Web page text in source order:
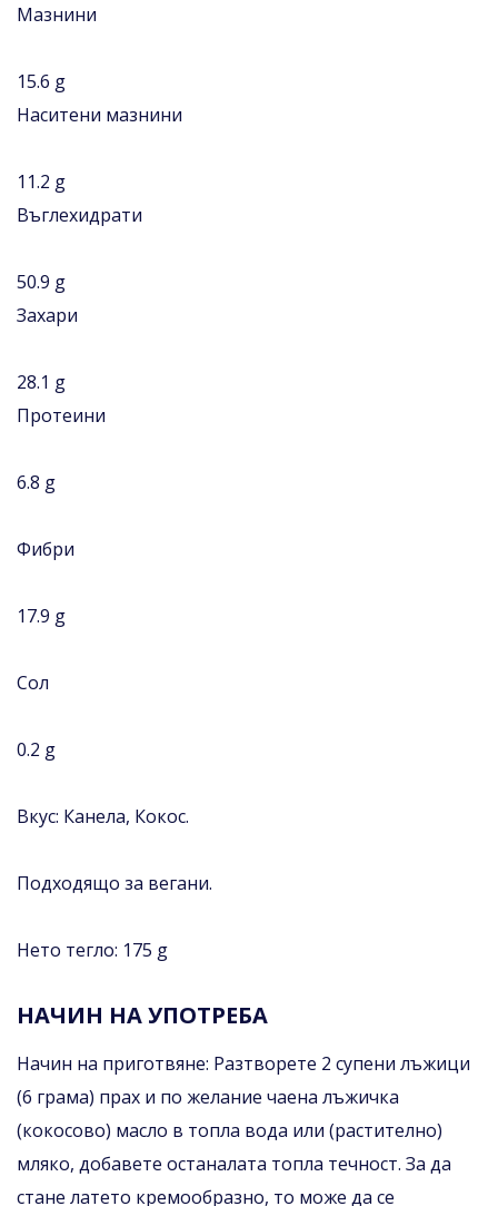
Мазнини
15.6 g
Наситени мазнини
11.2 g
Въглехидрати
50.9 g
Захари
28.1 g
Протеини
6.8 g
Фибри
17.9 g
Сол
0.2 g
Вкус: Канела, Кокос.
Подходящо за вегани.
Нето тегло: 175 g
НАЧИН НА УПОТРЕБА
Начин на приготвяне: Разтворете 2 супени лъжици
(6 грама) прах и по желание чаена лъжичка
(кокосово) масло в топла вода или (растително)
мляко, добавете останалата топла течност. За да
стане латето кремообразно, то може да се